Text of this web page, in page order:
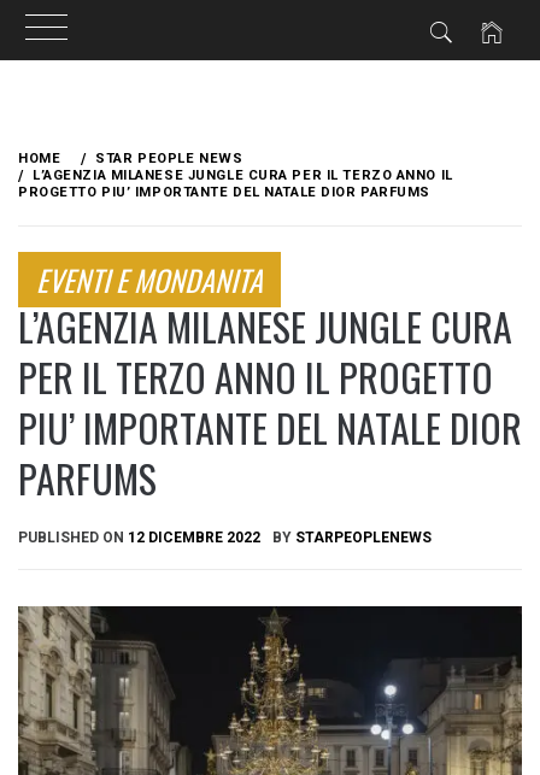
content
HOME
STAR PEOPLE NEWS
L’AGENZIA MILANESE JUNGLE CURA PER IL TERZO ANNO IL
PROGETTO PIU’ IMPORTANTE DEL NATALE DIOR PARFUMS
EVENTI E MONDANITA
L’AGENZIA MILANESE JUNGLE CURA
PER IL TERZO ANNO IL PROGETTO
PIU’ IMPORTANTE DEL NATALE DIOR
PARFUMS
PUBLISHED ON 12 DICEMBRE 2022 BY STARPEOPLENEWS